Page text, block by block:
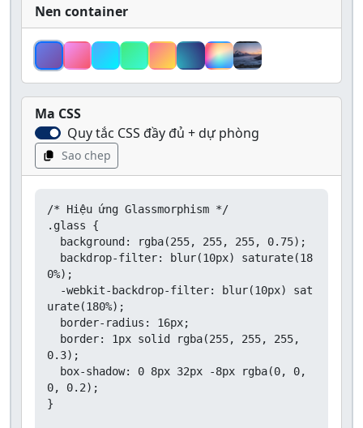
Nen container
Ma CSS
Quy tắc CSS đầy đủ + dự phòng
Sao chep
/* Hiệu ứng Glassmorphism */
.glass {
0%);
urate(180%);
0.3);
0, 0.2);
}